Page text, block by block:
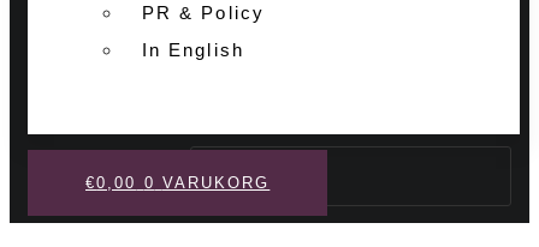
PR & Policy
In English
Sök
€0,00 0 VARUKORG